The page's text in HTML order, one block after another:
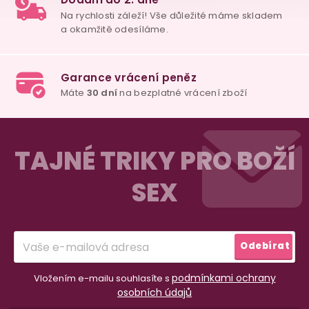
dlerecenzí ověřených zakazníkůna Heuréce
100% diskrétní balení
TAJNÉ TRIKY PRO BOŽÍ
SEX
Vložením e-mailu souhlasíte s podmínkami ochrany
osobních údajů
Odebírat